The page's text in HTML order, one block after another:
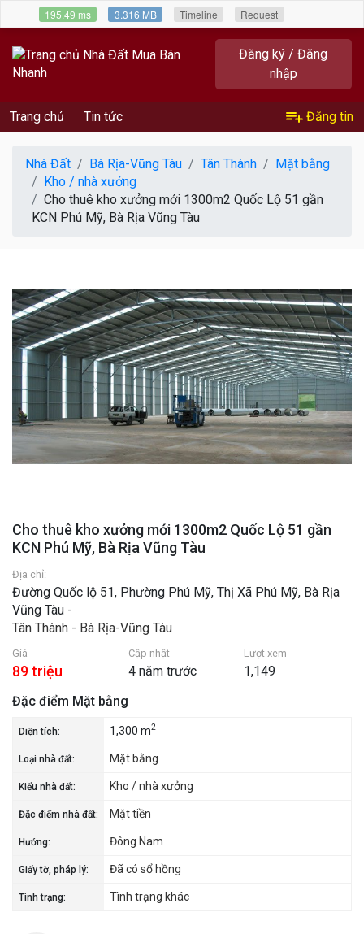
Đăng ký / Đăng
nhập
Trang chủ Tin tức Đăng tin
Nhà Đất Bà Rịa-Vũng Tàu Tân Thành
Mặt bằng
Kho / nhà xưởng
Cho thuê kho xưởng mới 1300m2 Quốc Lộ 51 gần
KCN Phú Mỹ, Bà Rịa Vũng Tàu
Cho thuê kho xưởng mới 1300m2 Quốc Lộ 51 gần
KCN Phú Mỹ, Bà Rịa Vũng Tàu
Địa chỉ:
Đường Quốc lộ 51, Phường Phú Mỹ, Thị Xã Phú Mỹ, Bà Rịa
Vũng Tàu -
Tân Thành - Bà Rịa-Vũng Tàu
Giá
89 triệu
Cập nhật
4 năm trước
Lượt xem
1,149
Đặc điểm Mặt bằng
Diện tích: 1,300 m2
Loại nhà đất: Mặt bằng
Kiểu nhà đất: Kho / nhà xưởng
Đặc điểm nhà đất: Mặt tiền
Hướng: Đông Nam
Giấy tờ, pháp lý: Đã có sổ hồng
Tình trạng: Tình trạng khác
195.49 ms 3.316 MB Timeline Request